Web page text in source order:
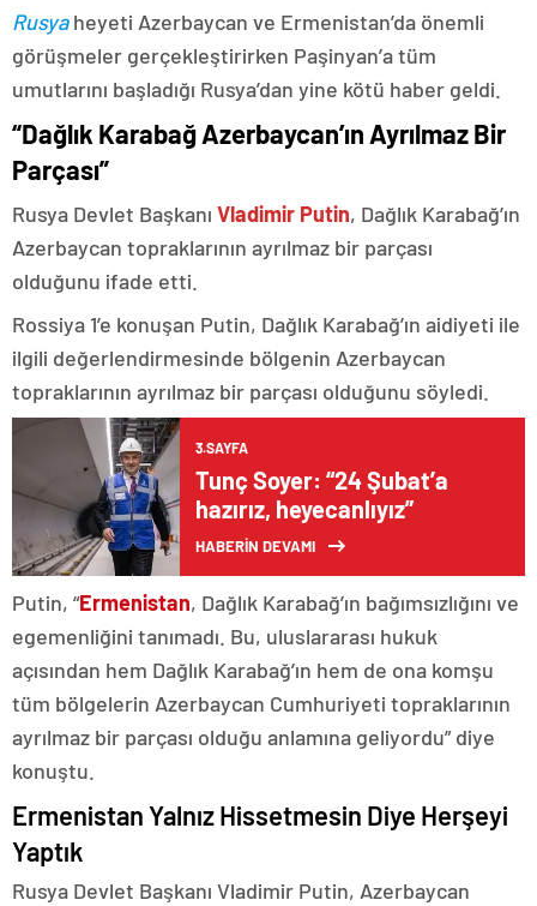
Rusyaheyeti Azerbaycan ve Ermenistan’da önemli
görüşmeler gerçekleştirirken Paşinyan’a tüm
umutlarını başladığı Rusya’dan yine kötü haber geldi.
“Dağlık Karabağ Azerbaycan’ın Ayrılmaz Bir
Parçası”
Rusya Devlet Başkanı Vladimir Putin, Dağlık Karabağ’ın
Azerbaycan topraklarının ayrılmaz bir parçası
olduğunu ifade etti.
Rossiya 1’e konuşan Putin, Dağlık Karabağ’ın aidiyeti ile
ilgili değerlendirmesinde bölgenin Azerbaycan
topraklarının ayrılmaz bir parçası olduğunu söyledi.
3.SAYFA
Tunç Soyer: “24 Şubat’a
hazırız, heyecanlıyız”
HABERİN DEVAMI
Putin, “Ermenistan, Dağlık Karabağ’ın bağımsızlığını ve
egemenliğini tanımadı. Bu, uluslararası hukuk
açısından hem Dağlık Karabağ’ın hem de ona komşu
tüm bölgelerin Azerbaycan Cumhuriyeti topraklarının
ayrılmaz bir parçası olduğu anlamına geliyordu” diye
konuştu.
Ermenistan Yalnız Hissetmesin Diye Herşeyi
Yaptık
Rusya Devlet Başkanı Vladimir Putin, Azerbaycan